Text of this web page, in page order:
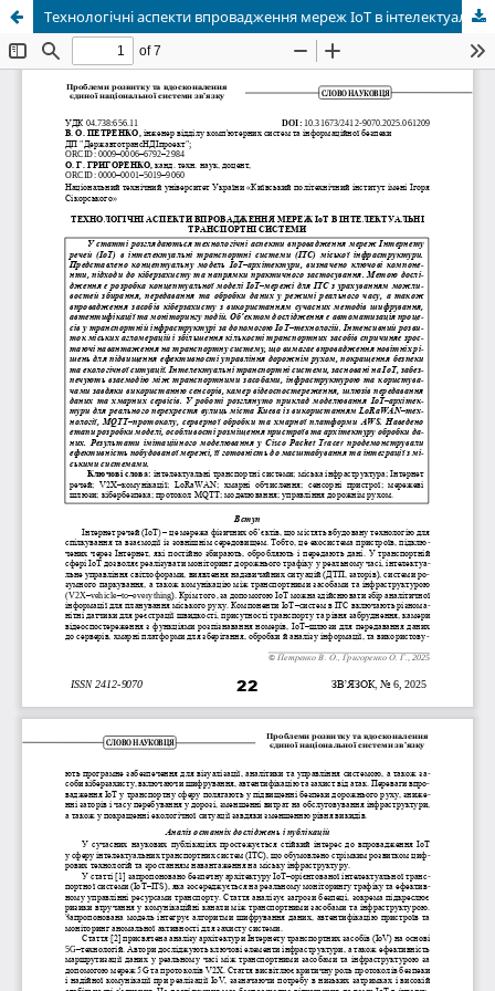
Технологічні аспекти впровадження мереж ІоТ в інтелектуальні транспортні системи